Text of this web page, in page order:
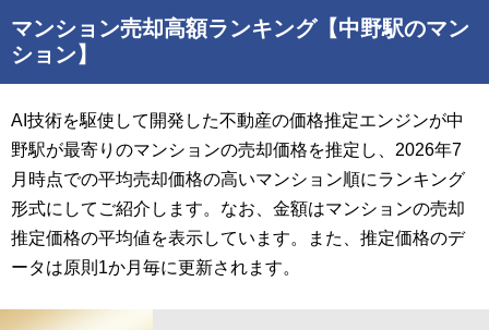
マンション売却高額ランキング【中野駅のマン
ション】
AI技術を駆使して開発した不動産の価格推定エンジンが中
野駅が最寄りのマンションの売却価格を推定し、2026年7
月時点での平均売却価格の高いマンション順にランキング
形式にしてご紹介します。なお、金額はマンションの売却
推定価格の平均値を表示しています。また、推定価格のデ
ータは原則1か月毎に更新されます。